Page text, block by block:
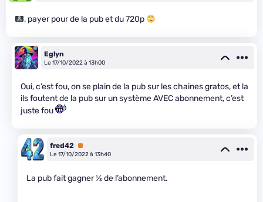
, payer pour de la pub et du 720p
Eglyn
Le 17/10/2022 à 13h00
Oui, c’est fou, on se plain de la pub sur les chaines gratos, et la
ils foutent de la pub sur un système AVEC abonnement, c’est
juste fou
fred42 Premium
Le 17/10/2022 à 13h40
La pub fait gagner1⁄3de l’abonnement.